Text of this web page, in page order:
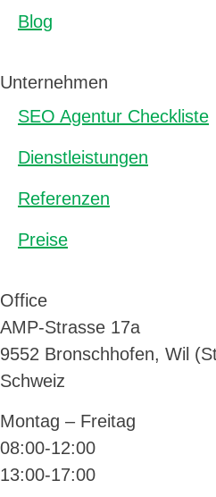
Blog
Unternehmen
SEO Agentur Checkliste
Dienstleistungen
Referenzen
Preise
Office
AMP-Strasse 17a
9552 Bronschhofen, Wil
Schweiz
Montag – Freitag
08:00-12:00
13:00-17:00